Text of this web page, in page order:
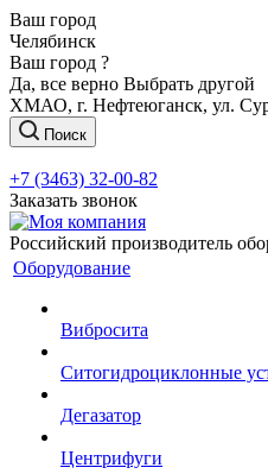
Ваш город
Челябинск
Ваш город ?
Да, все верно Выбрать другой
ХМАО, г. Нефтеюганск, ул.
Поиск
+7 (3463) 32-00-82
Заказать звонок
Российский производитель
Оборудование
Вибросита
Ситогидроциклонные
Дегазатор
Центрифуги